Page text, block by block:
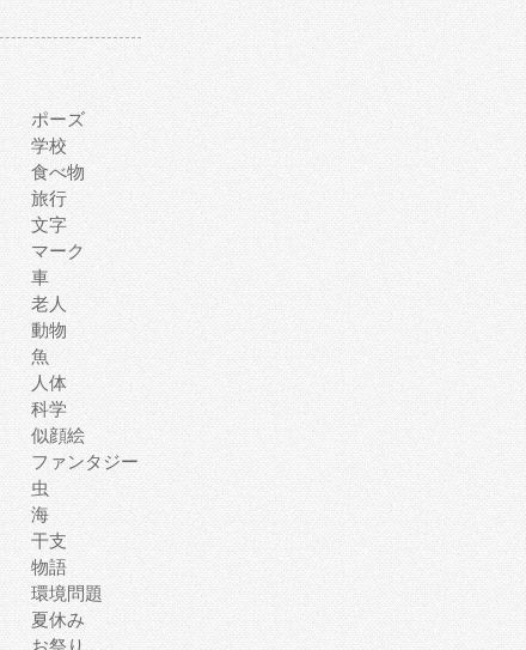
ポーズ
学校
食べ物
旅行
文字
マーク
車
老人
動物
魚
人体
科学
似顔絵
ファンタジー
虫
海
干支
物語
環境問題
夏休み
お祭り